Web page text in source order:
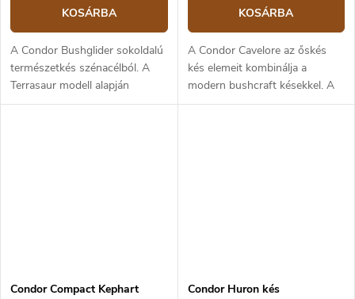
KOSÁRBA
A Condor Bushglider sokoldalú
természetkés szénacélból. A
Terrasaur modell alapján
megfizethető kültéri kés,
KOSÁRBA
A Condor Cavelore az őskés
kés elemeit kombinálja a
modern bushcraft késekkel. A
kés full tang alakú. A 11 cm
Condor Compact Kephart Condor Huron kés